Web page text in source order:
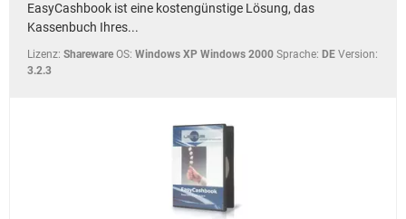
EasyCashbook ist eine kostengünstige Lösung, das
Kassenbuch Ihres...
Lizenz: Shareware OS: Windows XP Windows 2000 Sprache: DE Version:
3.2.3